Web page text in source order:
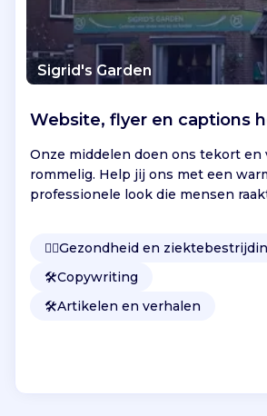
Sigrid's Garden
Website, flyer en captions
Onze middelen doen ons tekort en
rommelig. Help jij ons met een
professionele look die mensen
👩‍⚕️Gezondheid en
🛠️Copywriting
🛠️Artikelen en verhalen